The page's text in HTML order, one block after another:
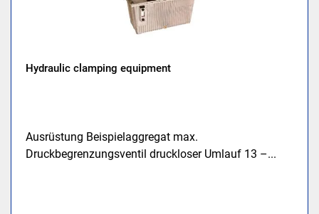
Hydraulic clamping equipment
Ausrüstung Beispielaggregat max.
Druckbegrenzungsventil druckloser Umlauf 13 –...